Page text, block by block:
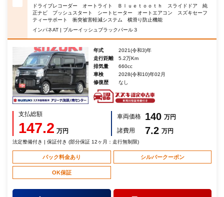
ドライブレコーダー オートライト Ｂｌｕｅｔｏｏｔｈ スライドドア 純
正ナビ プッシュスタート シートヒーター オートエアコン スズキセーフ
ティーサポート 衝突被害軽減システム 横滑り防止機能
インパネAT | ブルーイッシュブラックパール３
年式
2021(令和3)年
走行距離
5.2万Km
排気量
660cc
車検
2028(令和10)年02月
修復歴
なし
支払総額
147.2 万円
車両価格 140 万円
諸費用
7.2 万円
法定整備付き | 保証付き (部分保証 12ヶ月：走行無制限)
パック料金あり シルバークーポン
OK保証